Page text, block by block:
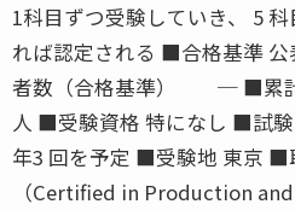
1科目ずつ受験していき、 5
れば認定される ■合格基準
者数（合格基準） ─ ■累計
人 ■受験資格 特になし ■試
年3 回を予定 ■受験地 東京
（Certified in Production